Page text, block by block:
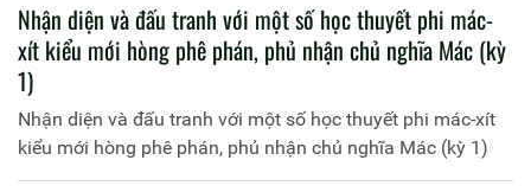
Nhận diện và đấu tranh với một số học thuyết phi mác-
xít kiểu mới hòng phê phán, phủ nhận chủ nghĩa Mác (kỳ
1)
Nhận diện và đấu tranh với một số học thuyết phi mác-xít
kiểu mới hòng phê phán, phủ nhận chủ nghĩa Mác (kỳ 1)